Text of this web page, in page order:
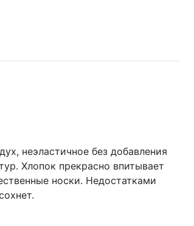
неэластичное без добавления
Хлопок прекрасно впитывает
носки. Недостатками